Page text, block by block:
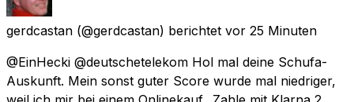
gerdcastan (@gerdcastan) berichtet vor 25 Minuten
@EinHecki @deutschetelekom Hol mal deine Schufa-
Auskunft. Mein sonst guter Score wurde mal niedriger,